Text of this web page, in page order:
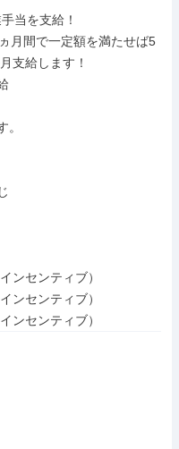
当を支給！
月間で一定額を満たせば5
支給します！
ンセンティブ）
ンセンティブ）
ンセンティブ）